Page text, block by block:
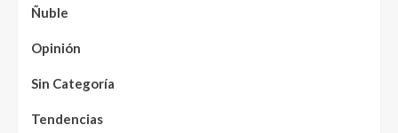
Ñuble
Opinión
Sin Categoría
Tendencias